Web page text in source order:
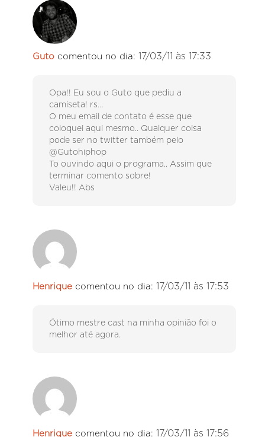
Guto comentou no dia: 17/03/11 às 17:33
Opa!! Eu sou o Guto que pediu a
camiseta! rs…
O meu email de contato é esse que
coloquei aqui mesmo.. Qualquer coisa
pode ser no twitter também pelo
@Gutohiphop
To ouvindo aqui o programa.. Assim que
terminar comento sobre!
Valeu!! Abs
Henrique comentou no dia: 17/03/11 às 17:53
Ótimo mestre cast na minha opinião foi o
melhor até agora.
Henrique comentou no dia: 17/03/11 às 17:56